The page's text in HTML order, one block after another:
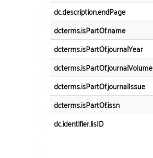
dc.description.endPage
dcterms.isPartOf.name
dcterms.isPartOf.journalYear
dcterms.isPartOf.journalVolume
dcterms.isPartOf.journalIssue
dcterms.isPartOf.issn
dc.identifier.lisID